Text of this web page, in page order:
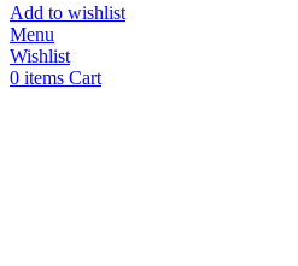
Add to wishlist
Menu
Wishlist
0 items Cart